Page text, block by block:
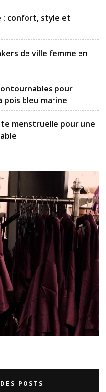
: confort, style et
de ville femme en
pour
pois bleu marine
menstruelle pour une
POSTS